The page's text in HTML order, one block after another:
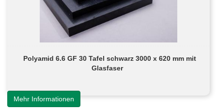
Polyamid 6.6 GF 30 Tafel schwarz 3000 x 620 mm mit
Glasfaser
Mehr Informationen